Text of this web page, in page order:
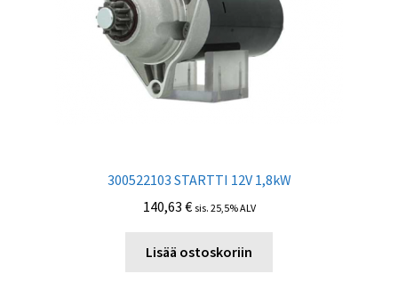
300522103 STARTTI 12V 1,8kW
140,63 € sis. 25,5% ALV
Lisää ostoskoriin